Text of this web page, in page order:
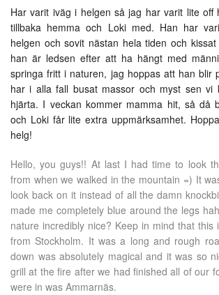
Har varit iväg i helgen så jag har varit lite off
tillbaka hemma och Loki med. Han har
helgen och sovit nästan hela tiden och
han är ledsen efter att ha hängt med
springa fritt i naturen, jag hoppas att han blir
har i alla fall busat massor och myst sen vi
hjärta. I veckan kommer mamma hit, så då
och Loki får lite extra uppmärksamhet.
helg!
Hello, you guys!! At last I had time to look
from when we walked in the mountain =) It
look back on it instead of all the damn
made me completely blue around the legs
nature incredibly nice? Keep in mind that this
from Stockholm. It was a long and rough
down was absolutely magical and it was so
grill at the fire after we had finished all of our
were in was Ammarnäs.